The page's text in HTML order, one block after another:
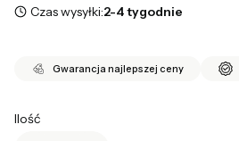
Czas wysyłki:2-4 tygodnie
Gwarancja najlepszej ceny
Ilość